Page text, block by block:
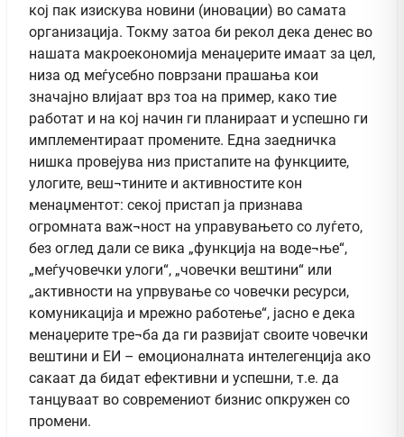
кој пак изискува новини (иновации) во самата
организација. Токму затоа би рекол дека денес во
нашата макроекономија менаџерите имаат за цел,
низа од меѓусебно поврзани прашања кои
значајно влијаат врз тоа на пример, како тие
работат и на кој начин ги планираат и успешно ги
имплементираат промените. Една заедничка
нишка провејува низ пристапите на функциите,
улогите, веш¬тините и активностите кон
менаџментот: секој пристап ја признава
огромната важ¬ност на управувањето со луѓето,
без оглед дали се вика „функција на воде¬ње“,
„меѓучовечки улоги“, „човечки вештини“ или
„активности на упрвување со човечки ресурси,
комуникација и мрежно работење“, јасно е дека
менаџерите тре¬ба да ги развијат своите човечки
вештини и ЕИ – емоционалната интелегенција ако
сакаат да бидат ефективни и успешни, т.е. да
танцуваат во современиот бизнис опкружен со
промени.